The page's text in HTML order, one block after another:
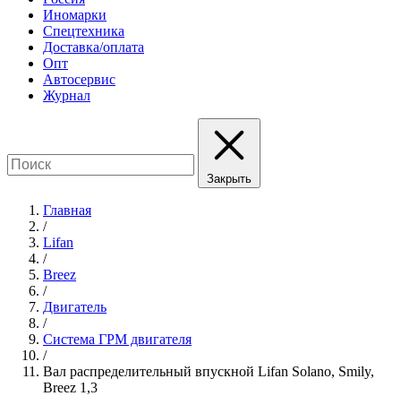
Иномарки
Спецтехника
Доставка/оплата
Опт
Автосервис
Журнал
Закрыть
Главная
/
Lifan
/
Breez
/
Двигатель
/
Система ГРМ двигателя
/
Вал распределительный впускной Lifan Solano, Smily,
Breez 1,3